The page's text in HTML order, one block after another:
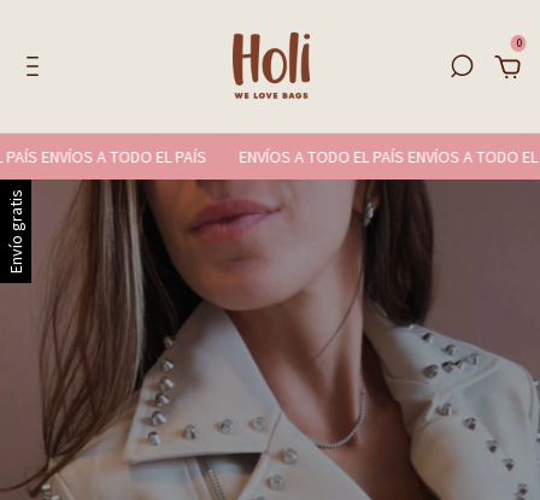
0
ENVÍOS A TODO EL PAÍS ENVÍOS A TODO EL PAÍS ENVÍOS A TODO EL
Envío gratis